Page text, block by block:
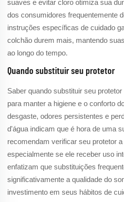
suaves e evitar cloro otimiza sua
dos consumidores frequentemente
instruções específicas de cuidado
colchão durem mais, mantendo
ao longo do tempo.
Quando substituir seu protetor
Saber quando substituir seu
para manter a higiene e o conforto
desgaste, odores persistentes e
d'água indicam que é hora de uma
recomendam verificar seu protetor
especialmente se ele receber uso
enfatizam que substituições
significativamente a qualidade do
investimento em seus hábitos de